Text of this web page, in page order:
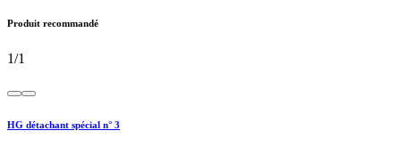
Produit recommandé
1/1
HG détachant spécial n° 3